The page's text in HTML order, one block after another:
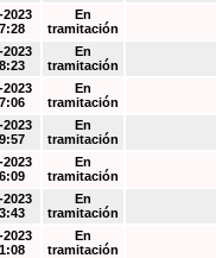
2023
En
tramitación
2023
En
tramitación
2023
En
tramitación
2023
En
tramitación
2023
En
tramitación
2023
En
tramitación
2023
En
tramitación